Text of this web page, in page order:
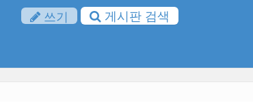
쓰기 게시판 검색